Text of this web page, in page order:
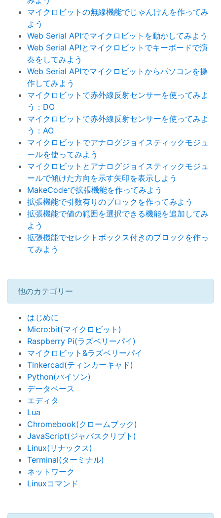
マイクロビットの無線機能でじゃんけんを作ってみ
よう
Web Serial APIでマイクロビットを動かしてみよう
Web Serial APIとマイクロビットでキーボードで演
奏をしてみよう
Web Serial APIでマイクロビットからパソコンを操
作してみよう
マイクロビットで赤外線反射センサーを使ってみよ
う：DO
マイクロビットで赤外線反射センサーを使ってみよ
う：AO
マイクロビットでアナログジョイスティックモジュ
ールを使ってみよう
マイクロビットとアナログジョイスティックモジュ
ールで傾けた方向を示す矢印を表示しよう
MakeCodeで拡張機能を作ってみよう
拡張機能で引数有りのブロックを作ってみよう
拡張機能で値の範囲を選択できる機能を追加してみ
よう
拡張機能でセレクトボックス付きのブロックを作っ
てみよう
他のカテゴリー
はじめに
Micro:bit(マイクロビット)
Raspberry Pi(ラズベリーパイ)
マイクロビット&ラズベリーパイ
Tinkercad(ティンカーキャド)
Python(パイソン)
データベース
エディタ
Lua
Chromebook(クロームブック)
JavaScript(ジャバスクリプト)
Linux(リナックス)
Terminal(ターミナル)
ネットワーク
Linuxコマンド